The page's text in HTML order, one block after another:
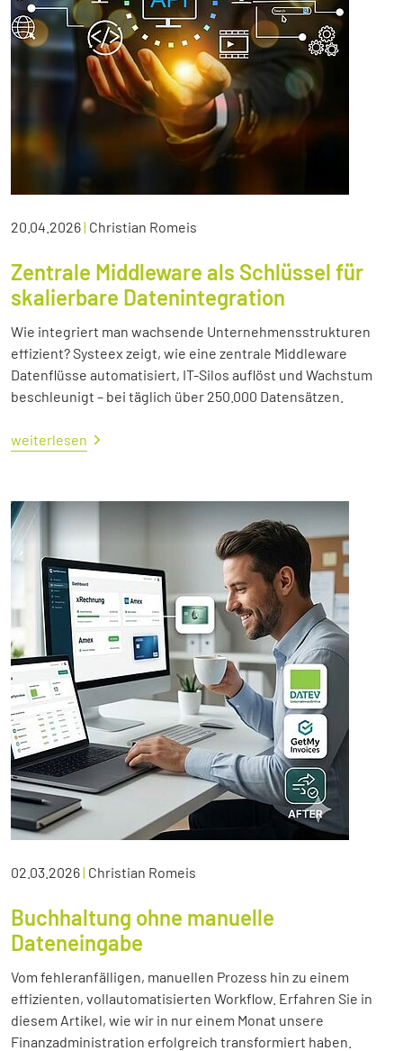
20.04.2026| Christian Romeis
Zentrale Middleware als Schlüssel für
skalierbare Datenintegration
Wie integriert man wachsende Unternehmensstrukturen
effizient? Systeex zeigt, wie eine zentrale Middleware
Datenflüsse automatisiert, IT-Silos auflöst und Wachstum
beschleunigt – bei täglich über 250.000 Datensätzen.
weiterlesen
02.03.2026| Christian Romeis
Buchhaltung ohne manuelle
Dateneingabe
Vom fehleranfälligen, manuellen Prozess hin zu einem
effizienten, vollautomatisierten Workflow. Erfahren Sie in
diesem Artikel, wie wir in nur einem Monat unsere
Finanzadministration erfolgreich transformiert haben.